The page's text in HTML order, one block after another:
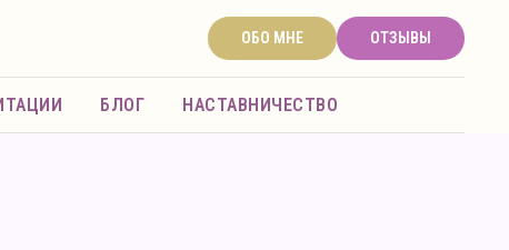
ОБО МНЕ ОТЗЫВЫ
БЛОГ НАСТАВНИЧЕСТВО